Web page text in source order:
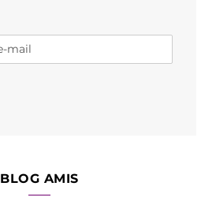
m
BLOG AMIS